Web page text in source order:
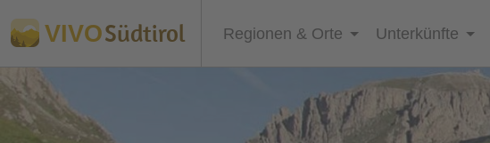
VIVOSüdtirol Regionen & Orte Unterkünfte